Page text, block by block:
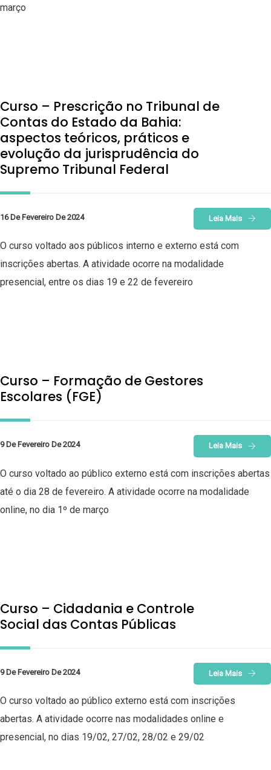
março
Curso – Prescrição no Tribunal de
Contas do Estado da Bahia:
aspectos teóricos, práticos e
evolução da jurisprudência do
Supremo Tribunal Federal
16 De Fevereiro De 2024 Leia Mais
O curso voltado aos públicos interno e externo está com
inscrições abertas. A atividade ocorre na modalidade
presencial, entre os dias 19 e 22 de fevereiro
Curso – Formação de Gestores
Escolares (FGE)
9 De Fevereiro De 2024 Leia Mais
O curso voltado ao público externo está com inscrições abertas
até o dia 28 de fevereiro. A atividade ocorre na modalidade
online, no dia 1º de março
Curso – Cidadania e Controle
Social das Contas Públicas
9 De Fevereiro De 2024 Leia Mais
O curso voltado ao público externo está com inscrições
abertas. A atividade ocorre nas modalidades online e
presencial, no dias 19/02, 27/02, 28/02 e 29/02